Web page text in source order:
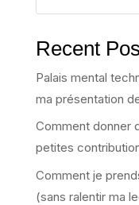
Recent
Palais mental
ma présentation
Comment donner
petites
Comment je
(sans ralentir ma